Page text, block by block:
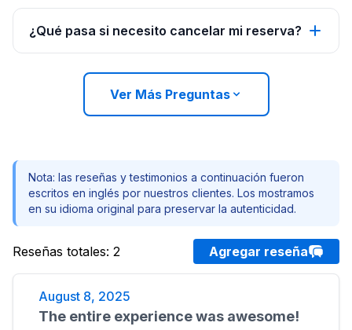
¿Qué pasa si necesito cancelar mi reserva?
Ver Más Preguntas
Nota: las reseñas y testimonios a continuación fueron
escritos en inglés por nuestros clientes. Los mostramos
en su idioma original para preservar la autenticidad.
Reseñas totales: 2 Agregar reseña
August 8, 2025
The entire experience was awesome!